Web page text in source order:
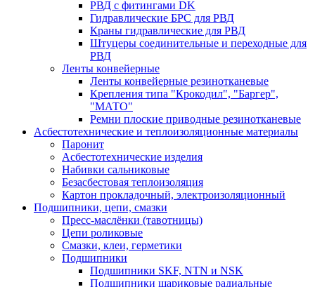
РВД с фитингами DK
Гидравлические БРС для РВД
Краны гидравлические для РВД
Штуцеры соединительные и переходные для
РВД
Ленты конвейерные
Ленты конвейерные резинотканевые
Крепления типа "Крокодил", "Баргер",
"МАТО"
Ремни плоские приводные резинотканевые
Асбестотехнические и теплоизоляционные материалы
Паронит
Асбестотехнические изделия
Набивки сальниковые
Безасбестовая теплоизоляция
Картон прокладочный, электроизоляционный
Подшипники, цепи, смазки
Пресс-маслёнки (тавотницы)
Цепи роликовые
Смазки, клеи, герметики
Подшипники
Подшипники SKF, NTN и NSK
Подшипники шариковые радиальные